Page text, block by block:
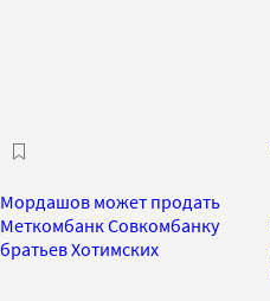
Мордашов может продать
Меткомбанк Совкомбанку
братьев Хотимских